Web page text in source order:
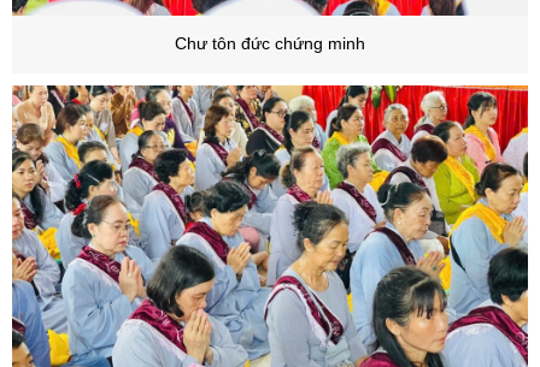
Chư tôn đức chứng minh